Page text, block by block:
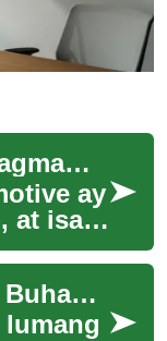
Ang Pagbabago sa Pagmamaneho: Mga Bagong Konsepto sa Ergonomics ng Sasakyan
ay
at isa
ay
Paano Palawigin ang Buhay ng Lumang Makina ng Sasakyan
lumang